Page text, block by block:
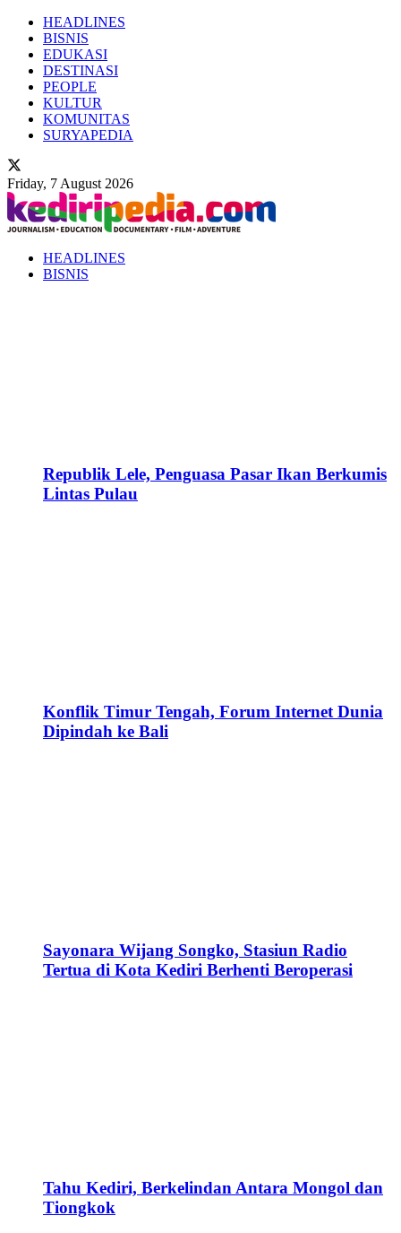
HEADLINES
BISNIS
EDUKASI
DESTINASI
PEOPLE
KULTUR
KOMUNITAS
SURYAPEDIA
Friday, 7 August 2026
HEADLINES
BISNIS
Republik Lele, Penguasa Pasar Ikan Berkumis
Lintas Pulau
Konflik Timur Tengah, Forum Internet Dunia
Dipindah ke Bali
Sayonara Wijang Songko, Stasiun Radio
Tertua di Kota Kediri Berhenti Beroperasi
Tahu Kediri, Berkelindan Antara Mongol dan
Tiongkok